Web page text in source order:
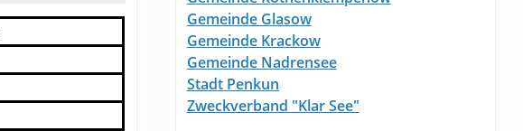
Gemeinde Glasow
Gemeinde Krackow
Gemeinde Nadrensee
Stadt Penkun
Zweckverband "Klar See"